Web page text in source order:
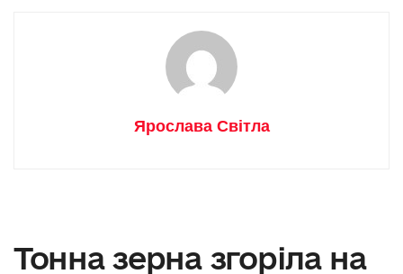
Ярослава Світла
Тонна зерна згоріла на